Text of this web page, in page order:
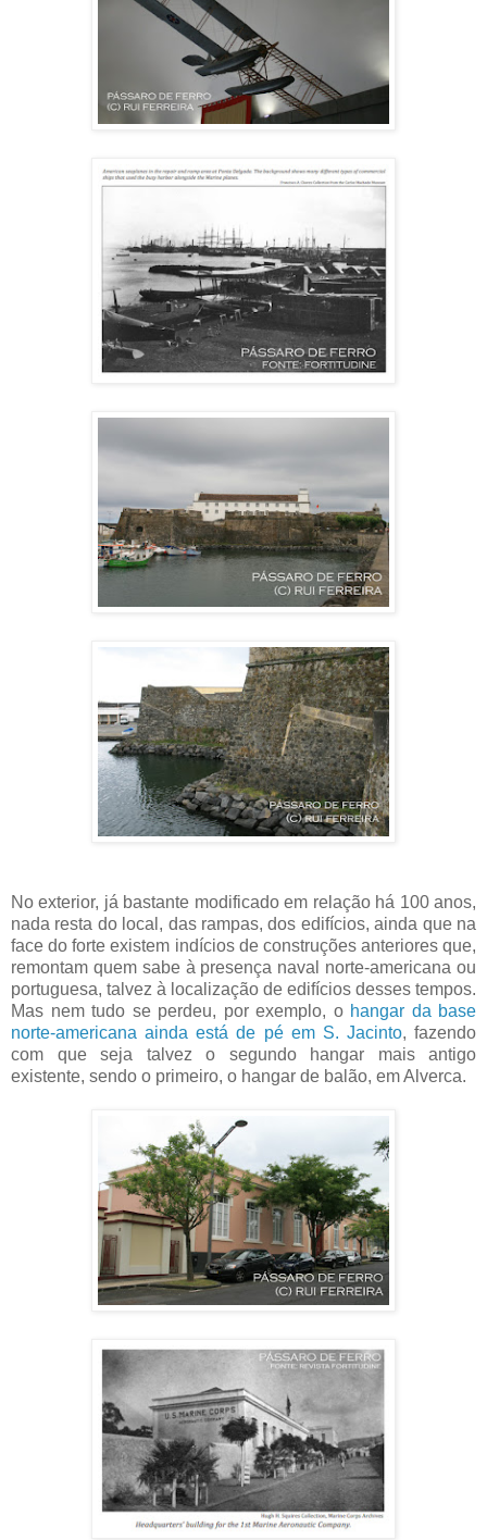
No exterior, já bastante modificado em relação há 100 anos,
nada resta do local, das rampas, dos edifícios, ainda que na
face do forte existem indícios de construções anteriores que,
remontam quem sabe à presença naval norte-americana ou
portuguesa, talvez à localização de edifícios desses tempos.
Mas nem tudo se perdeu, por exemplo, o hangar da base
norte-americana ainda está de pé em S. Jacinto, fazendo
com que seja talvez o segundo hangar mais antigo
existente, sendo o primeiro, o hangar de balão, em Alverca.